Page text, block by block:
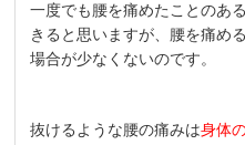
一度でも腰を痛めたことのあ
きると思いますが、腰を痛め
場合が少なくないのです。
抜けるような腰の痛みは身体